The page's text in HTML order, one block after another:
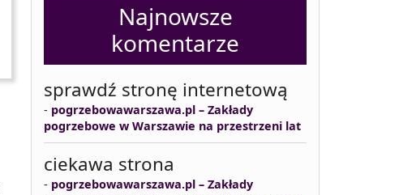
Najnowsze
komentarze
sprawdź stronę internetową
- pogrzebowawarszawa.pl – Zakłady
pogrzebowe w Warszawie na przestrzeni lat
ciekawa strona
- pogrzebowawarszawa.pl – Zakłady